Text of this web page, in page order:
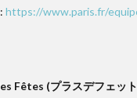
https://www.paris.fr/
Fêtes (プラスデフェッ